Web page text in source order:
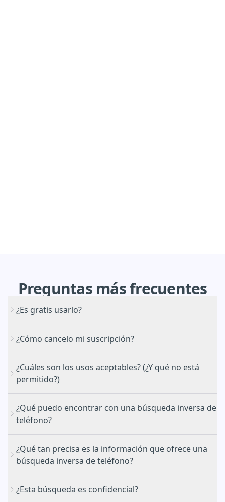
Preguntas másfrecuentes
¿Es gratis usarlo?
¿Cómo cancelo mi suscripción?
Portal de cancelación
¿Cuáles son los usos aceptables? (¿Y qué no está
permitido?)
¿Qué puedo encontrar con una búsqueda inversa de
teléfono?
¿Qué tan precisa es la información que ofrece una
búsqueda inversa de teléfono?
¿Esta búsqueda es confidencial?